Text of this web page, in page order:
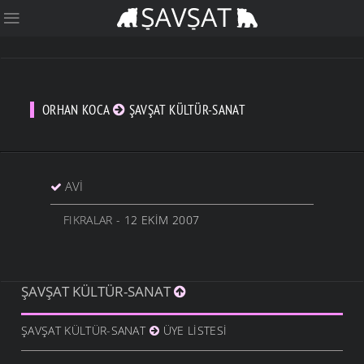
ORHAN KOCA ŞAVŞAT KÜLTÜR-SANAT
AVI
FIKRALAR - 12 EKIM 2007
ŞAVŞAT KÜLTÜR-SANAT
ŞAVŞAT KÜLTÜR-SANAT ÜYE LISTESI